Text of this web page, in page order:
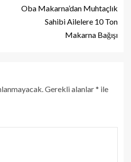
Oba Makarna’dan Muhtaçlık
Sahibi Ailelere 10 Ton
Makarna Bağışı
Gerekli alanlar* ile